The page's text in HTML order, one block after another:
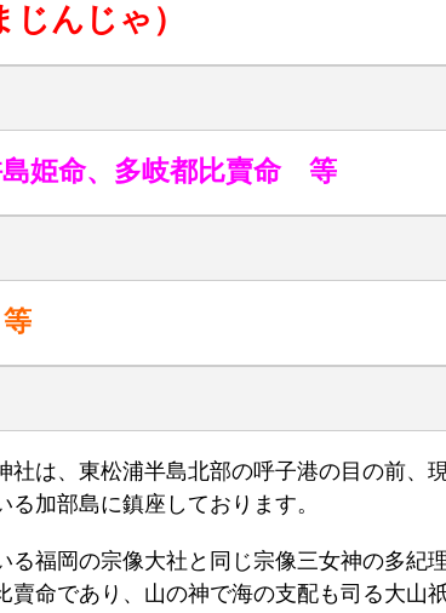
んじゃ）
島姫命、多岐都比賣命 等
社は、東松浦半島北部の呼子港の目の前、
加部島に鎮座しております。
る福岡の宗像大社と同じ宗像三女神の多紀
賣命であり、山の神で海の支配も司る大山